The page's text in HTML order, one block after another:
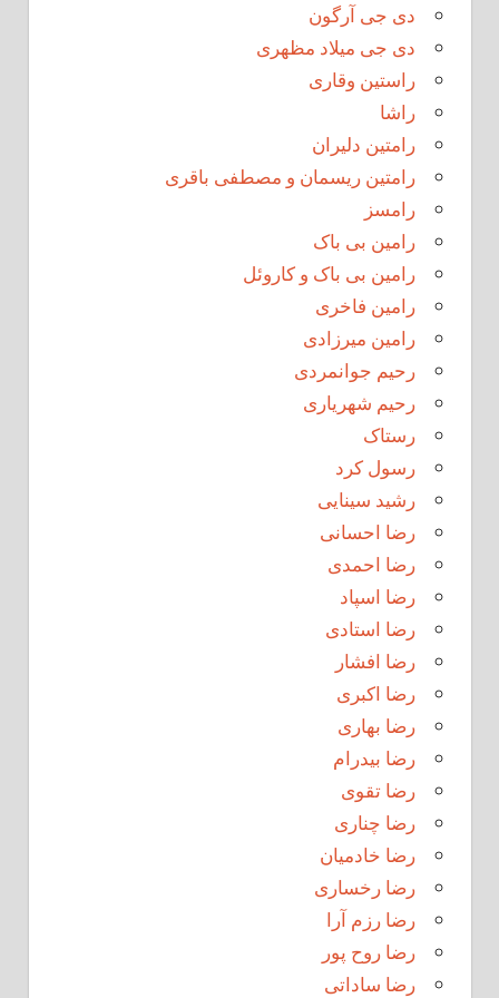
دی جی آرگون
دی جی میلاد مظهری
راستین وقاری
راشا
رامتین دلیران
رامتین ریسمان و مصطفی باقری
رامسز
رامین بی باک
رامین بی باک و کاروئل
رامین فاخری
رامین میرزادی
رحیم جوانمردی
رحیم شهریاری
رستاک
رسول کرد
رشید سینایی
رضا احسانی
رضا احمدی
رضا اسپاد
رضا استادی
رضا افشار
رضا اکبری
رضا بهاری
رضا بیدرام
رضا تقوی
رضا چناری
رضا خادمیان
رضا رخساری
رضا رزم آرا
رضا روح پور
رضا ساداتی